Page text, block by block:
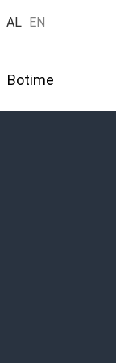
AL EN
Botime